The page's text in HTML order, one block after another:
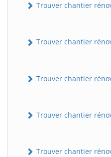
Trouver chantier
Trouver chantier
Trouver chantier
Trouver chantier
Trouver chantier